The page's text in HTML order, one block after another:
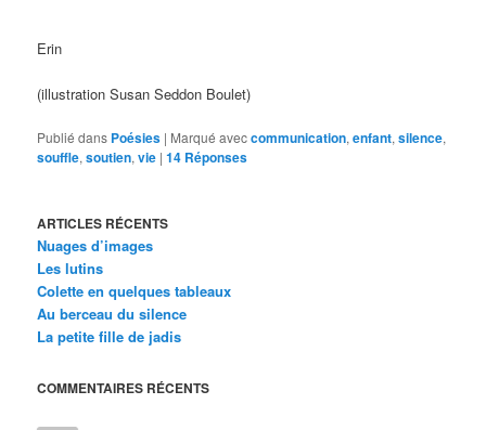
Erin
(illustration Susan Seddon Boulet)
Publié dans Poésies | Marqué aveccommunication,enfant,silence,
souffle,soutien,vie |14 Réponses
ARTICLES RÉCENTS
Nuages d’images
Les lutins
Colette en quelques tableaux
Au berceau du silence
La petite fille de jadis
COMMENTAIRES RÉCENTS